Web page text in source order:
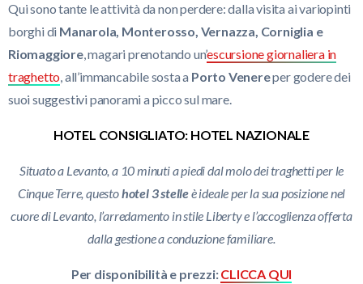
Qui sono tante le attività da non perdere: dalla visita ai variopinti
borghi di Manarola, Monterosso, Vernazza, Corniglia e
Riomaggiore, magari prenotando un’escursione giornaliera in
traghetto, all’immancabile sosta a Porto Venereper godere dei
suoi suggestivi panorami a picco sul mare.
HOTEL CONSIGLIATO: HOTEL NAZIONALE
Situato a Levanto, a 10 minuti a piedi dal molo dei traghetti per le
Cinque Terre, questohotel 3 stelleè ideale per la sua posizione nel
cuore di Levanto, l’arredamento in stile Liberty e l’accoglienza offerta
dalla gestione a conduzione familiare.
Per disponibilità e prezzi:CLICCA QUI